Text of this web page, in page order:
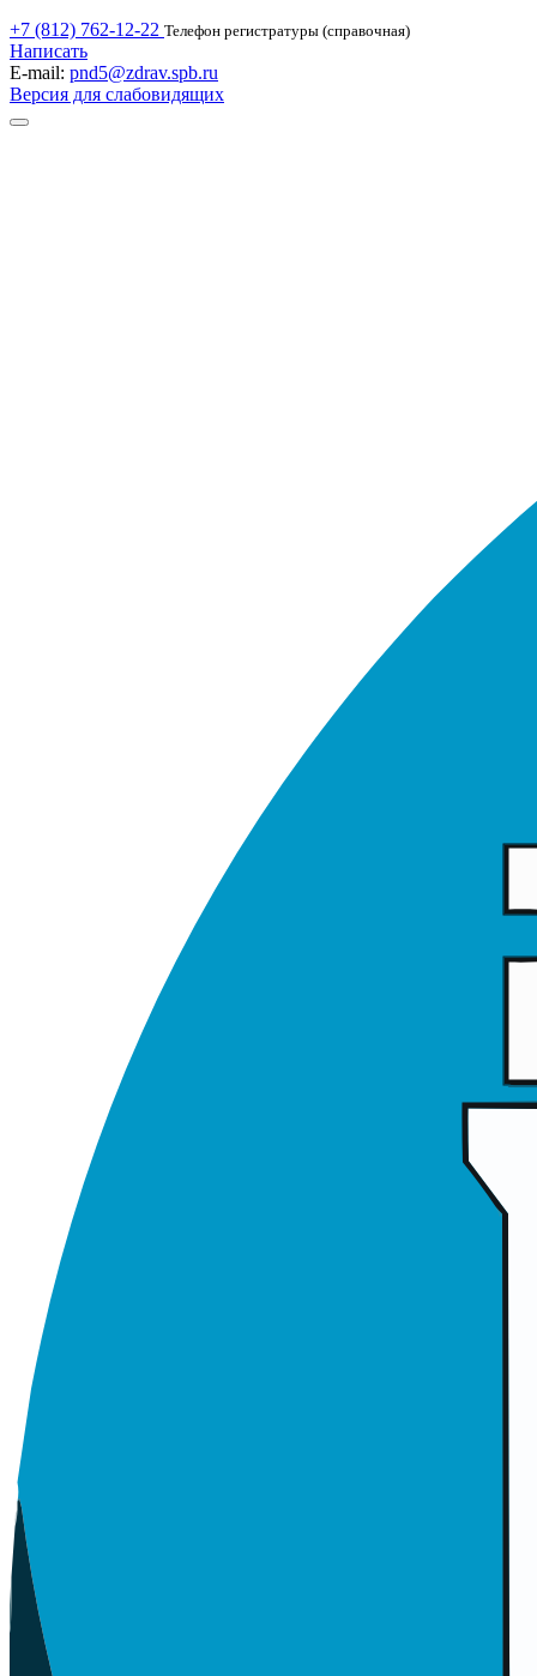
+7 (812) 762-12-22 Телефон регистратуры (справочная)
Написать
E-mail: pnd5@zdrav.spb.ru
Версия для слабовидящих